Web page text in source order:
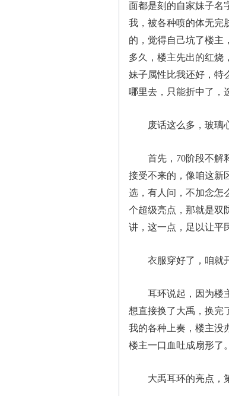
面都是刻的自家妹子名
我，被各种喷的体无完
的，觉得自己坑了楼主
多久，楼主先出的红烧
妹子属性比我还好，特
哪里去，只能折中了，
废话这么多，玻璃心
首先，70阶段不解释
接受不来的，像咱这新
选，有人问，不加念怎
个超级亮点，那就是双
讲，这一点，足以让平
衣服穿好了，咱就开
耳环说起，因为楼主
想直接换了大禹，换完
我的各种上奏，楼主没
楼主一口血吐成扇形了。
大禹耳环的亮点，第